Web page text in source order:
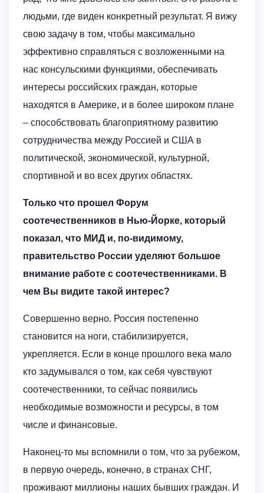
людьми, где виден конкретный результат. Я вижу
свою задачу в том, чтобы максимально
эффективно справляться с возложенными на
нас консульскими функциями, обеспечивать
интересы российских граждан, которые
находятся в Америке, и в более широком плане
– способствовать благоприятному развитию
сотрудничества между Россией и США в
политической, экономической, культурной,
спортивной и во всех других областях.
Только что прошел Форум
соотечественников в Нью-Йорке, который
показал, что МИД и, по-видимому,
правительство России уделяют большое
внимание работе с соотечественниками. В
чем Вы видите такой интерес?
Совершенно верно. Россия постепенно
становится на ноги, стабилизируется,
укрепляется. Если в конце прошлого века мало
кто задумывался о том, как себя чувствуют
соотечественники, то сейчас появились
необходимые возможности и ресурсы, в том
числе и финансовые.
Наконец-то мы вспомнили о том, что за рубежом,
в первую очередь, конечно, в странах СНГ,
проживают миллионы наших бывших граждан. И